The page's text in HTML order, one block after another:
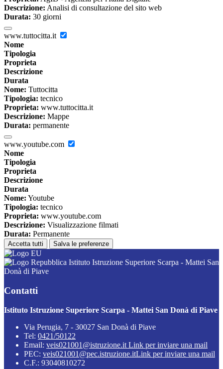
Descrizione: Analisi di consultazione del sito web
Durata: 30 giorni
www.tuttocitta.it
Nome
Tipologia
Proprieta
Descrizione
Durata
Nome: Tuttocitta
Tipologia: tecnico
Proprieta: www.tuttocitta.it
Descrizione: Mappe
Durata: permanente
www.youtube.com
Nome
Tipologia
Proprieta
Descrizione
Durata
Nome: Youtube
Tipologia: tecnico
Proprieta: www.youtube.com
Descrizione: Visualizzazione filmati
Durata: Permanente
Accetta tutti Salva le preferenze
Istituto Istruzione Superiore Scarpa - Mattei San
Donà di Piave
Contatti
Istituto Istruzione Superiore Scarpa - Mattei San Donà di Piave
Via Perugia, 7 - 30027 San Donà di Piave
Tel: 0421/50122
Email: veis021001@istruzione.it Link per inviare una mail
PEC: veis021001@pec.istruzione.itLink per inviare una mail
C.F.: 93040810272